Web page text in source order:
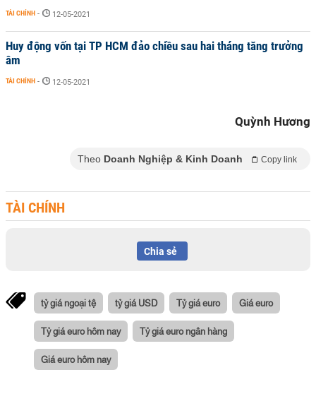
TÀI CHÍNH - 12-05-2021
Huy động vốn tại TP HCM đảo chiều sau hai tháng tăng trưởng
âm
TÀI CHÍNH - 12-05-2021
Quỳnh Hương
Theo Doanh Nghiệp & Kinh Doanh Copy link
TÀI CHÍNH
Chia sẻ
tỷ giá ngoại tệ tỷ giá USD Tỷ giá euro Giá euro
Tỷ giá euro hôm nay Tỷ giá euro ngân hàng
Giá euro hôm nay